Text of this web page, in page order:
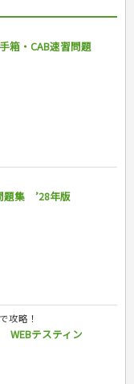
箱・CAB速習問題
題集 ’28年版
攻略！
WEBテスティン